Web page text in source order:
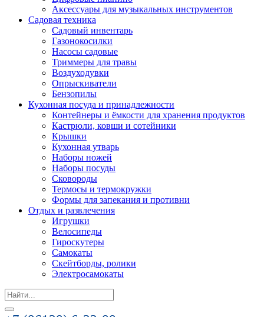
Аксессуары для музыкальных инструментов
Садовая техника
Садовый инвентарь
Газонокосилки
Насосы садовые
Триммеры для травы
Воздуходувки
Опрыскиватели
Бензопилы
Кухонная посуда и принадлежности
Контейнеры и ёмкости для хранения продуктов
Кастрюли, ковши и сотейники
Крышки
Кухонная утварь
Наборы ножей
Наборы посуды
Сковороды
Термосы и термокружки
Формы для запекания и противни
Отдых и развлечения
Игрушки
Велосипеды
Гироскутеры
Самокаты
Скейтборды, ролики
Электросамокаты
Search
for: